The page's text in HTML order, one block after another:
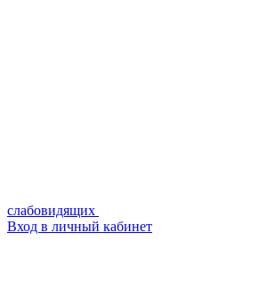
слабовидящих
Вход в личный кабинет